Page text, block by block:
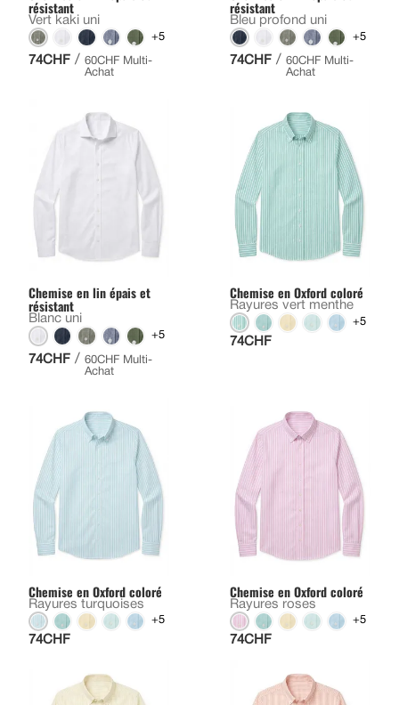
résistant
Vert kaki uni
+5
74CHF / 60CHF Multi-
Achat
résistant
Bleu profond uni
+5
74CHF / 60CHF Multi-
Achat
Chemise en lin épais et
résistant
Blanc uni
+5
74CHF / 60CHF Multi-
Achat
Chemise en Oxford coloré
Rayures vert menthe
+5
74CHF
Chemise en Oxford coloré
Rayures turquoises
+5
74CHF
Chemise en Oxford coloré
Rayures roses
+5
74CHF